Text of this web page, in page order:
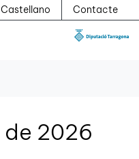
Castellano
Contacte
de 2026